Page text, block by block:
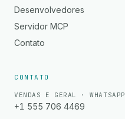
Desenvolvedores
Servidor MCP
Contato
CONTATO
VENDAS E GERAL · WHATSAPP
+1 555 706 4469